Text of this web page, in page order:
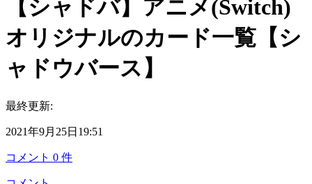
【シャドバ】アニメ(Switch)
オリジナルのカード一覧【シ
ャドウバース】
最終更新:
2021年9月25日19:51
コメント 0 件